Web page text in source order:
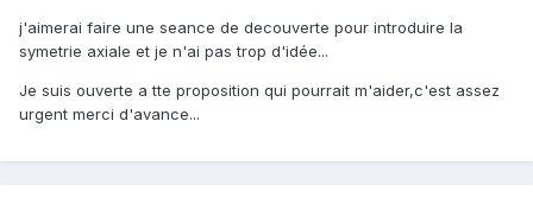
j'aimerai faire une seance de decouverte pour introduire la
symetrie axiale et je n'ai pas trop d'idée...
Je suis ouverte a tte proposition qui pourrait m'aider,c'est assez
urgent merci d'avance...